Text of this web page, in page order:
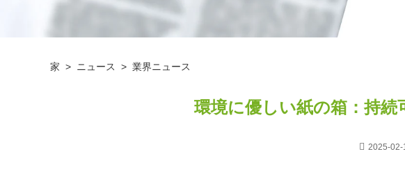
家 > ニュース > 業界ニュース
環境に優しい紙の箱：持
2025-02-